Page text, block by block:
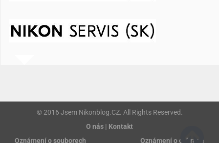
© 2016 Jsem Nikonblog.CZ. All Rights Reserved.
O nás | Kontakt
Oznámení o souborech
Oznámení o ochraně